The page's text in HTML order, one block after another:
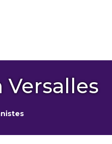
Versalles